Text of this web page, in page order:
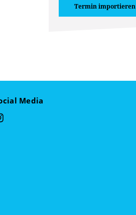
Termin importieren
Media